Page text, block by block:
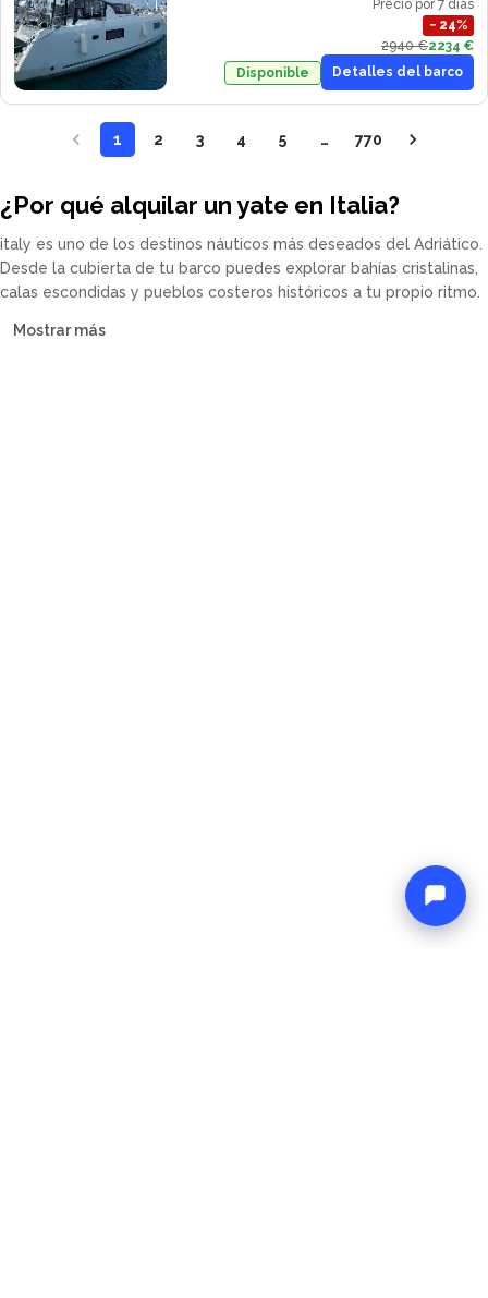
Precio por 7 dias
− 24%
2940 €2234 €
Disponible
Detalles del barco
1 2 3 4 5 … 770
¿Por qué alquilar un yate en Italia?
italy es uno de los destinos náuticos más deseados del Adriático.
Desde la cubierta de tu barco puedes explorar bahías cristalinas,
calas escondidas y pueblos costeros históricos a tu propio ritmo.
Mostrar más